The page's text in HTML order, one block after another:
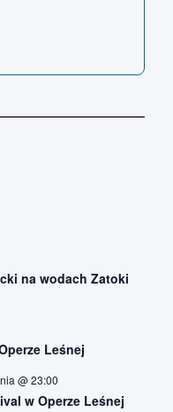
na wodach Zatoki
Leśnej
@ 23:00
w Operze Leśnej